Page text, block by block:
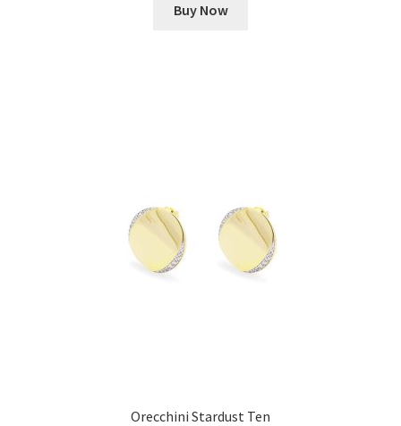
Buy Now
Orecchini Stardust Ten